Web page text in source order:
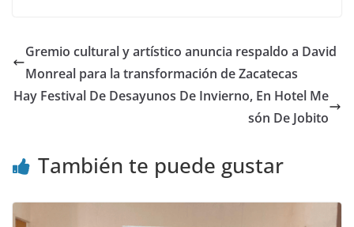
Gremio cultural y artístico anuncia respaldo a David
Monreal para la transformación de Zacatecas
Hay Festival De Desayunos De Invierno, En Hotel Me
són De Jobito
También te puede gustar